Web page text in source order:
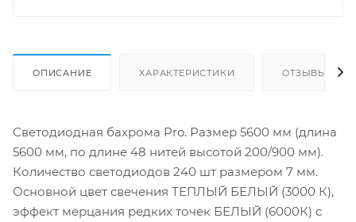
ОПИСАНИЕ ХАРАКТЕРИСТИКИ ОТЗЫВЫ
Светодиодная бахрома Pro. Размер 5600 мм (длина
5600 мм, по длине 48 нитей высотой 200/900 мм).
Количество светодиодов 240 шт размером 7 мм.
Основной цвет свечения ТЕПЛЫЙ БЕЛЫЙ (3000 К),
эффект мерцания редких точек БЕЛЫЙ (6000К) с